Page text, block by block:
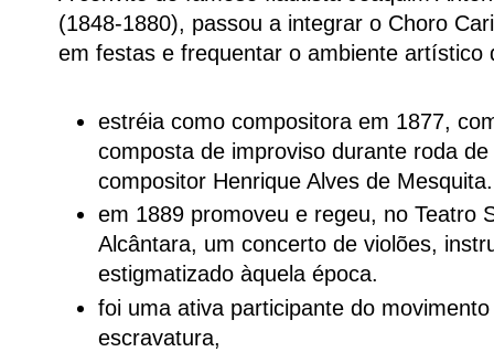
(1848-1880), passou a integrar o Choro
em festas e frequentar o ambiente artístico
estréia como compositora em 1877,
composta de improviso durante roda
compositor Henrique Alves de Mesquita.
em 1889 promoveu e regeu, no Teatro
Alcântara, um concerto de violões,
estigmatizado àquela época.
foi uma ativa participante do
escravatura,